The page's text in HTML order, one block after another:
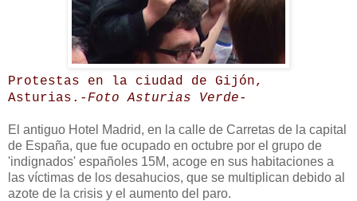
Protestas en la ciudad de Gijón,
Asturias. -Foto Asturias Verde-
El antiguo Hotel Madrid, en la calle de Carretas de la capital
de España, que fue ocupado en octubre por el grupo de
'indignados' españoles 15M, acoge en sus habitaciones a
las víctimas de los desahucios, que se multiplican debido al
azote de la crisis y el aumento del paro.